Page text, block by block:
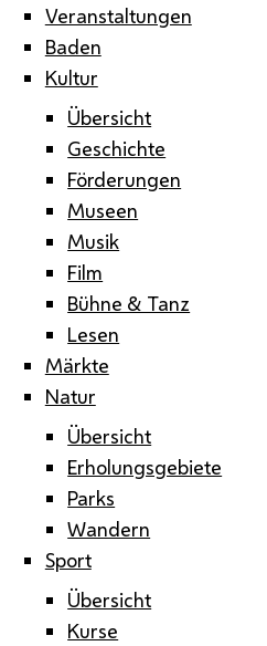
Veranstaltungen
Baden
Kultur
Übersicht
Geschichte
Förderungen
Museen
Musik
Film
Bühne & Tanz
Lesen
Märkte
Natur
Übersicht
Erholungsgebiete
Parks
Wandern
Sport
Übersicht
Kurse